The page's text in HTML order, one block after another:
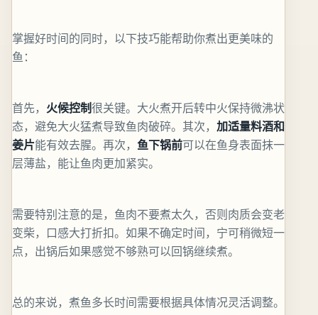
掌握好时间的同时，以下技巧能帮助你煮出更美味的
鱼：
首先， 火候控制很关键。大火煮开后转中火保持微沸状
态，避免大火猛煮导致鱼肉破碎。其次， 加适量料酒和
姜片能有效去腥。再次， 鱼下锅前可以在鱼身表面抹一
层薄盐，能让鱼肉更加紧实。
需要特别注意的是，鱼肉不要煮太久，否则肉质会变老
变柴，口感大打折扣。如果不确定时间，宁可稍微短一
点，出锅后如果感觉不够熟可以回锅继续煮。
总的来说，煮鱼多长时间需要根据具体情况灵活调整。